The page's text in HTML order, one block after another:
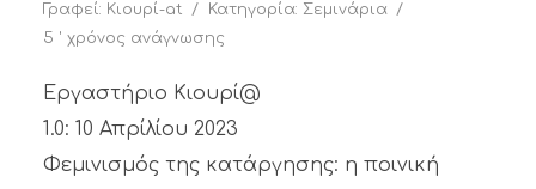
Γραφεί: Κιουρί-at Κατηγορία: Σεμινάρια
5 ' χρόνος ανάγνωσης
Εργαστήριο Κιουρί@
1.0: 10 Απρίλίου 2023
Φεμινισμός της κατάργησης: η ποινική